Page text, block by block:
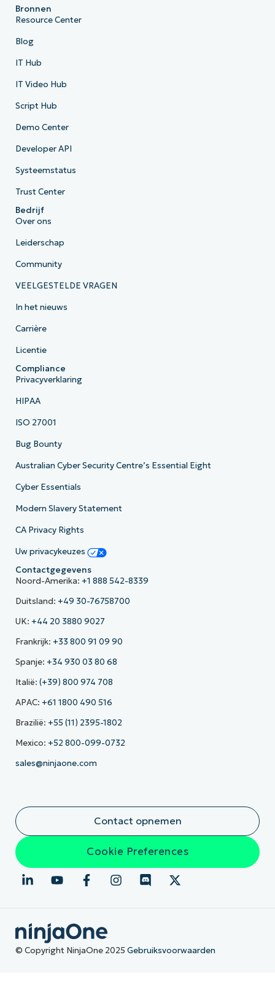
Bronnen
Resource Center
Blog
IT Hub
IT Video Hub
Script Hub
Demo Center
Developer API
Systeemstatus
Trust Center
Bedrijf
Over ons
Leiderschap
Community
VEELGESTELDE VRAGEN
In het nieuws
Carrière
Licentie
Compliance
Privacyverklaring
HIPAA
ISO 27001
Bug Bounty
Australian Cyber Security Centre’s Essential Eight
Cyber Essentials
Modern Slavery Statement
CA Privacy Rights
Uw privacykeuzes
Contactgegevens
Noord-Amerika: +1 888 542-8339
Duitsland: +49 30-76758700
UK: +44 20 3880 9027
Frankrijk: +33 800 91 09 90
Spanje: +34 930 03 80 68
Italië: (+39) 800 974 708
APAC: +61 1800 490 516
Brazilië: +55 (11) 2395-1802
Mexico: +52 800-099-0732
sales@ninjaone.com
Contact opnemen
Cookie Preferences
© Copyright NinjaOne 2025 Gebruiksvoorwaarden